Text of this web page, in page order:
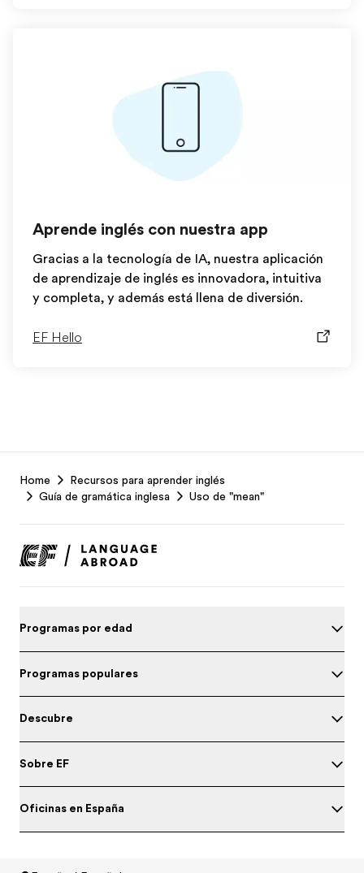
Aprende inglés con nuestra app
Gracias a la tecnología de IA, nuestra aplicación
de aprendizaje de inglés es innovadora, intuitiva
y completa, y además está llena de diversión.
EF Hello
Footer
Home
Recursos para aprender inglés
Guía de gramática inglesa
Uso de "mean"
Programas por edad
Programas populares
Descubre
Sobre EF
Oficinas en España